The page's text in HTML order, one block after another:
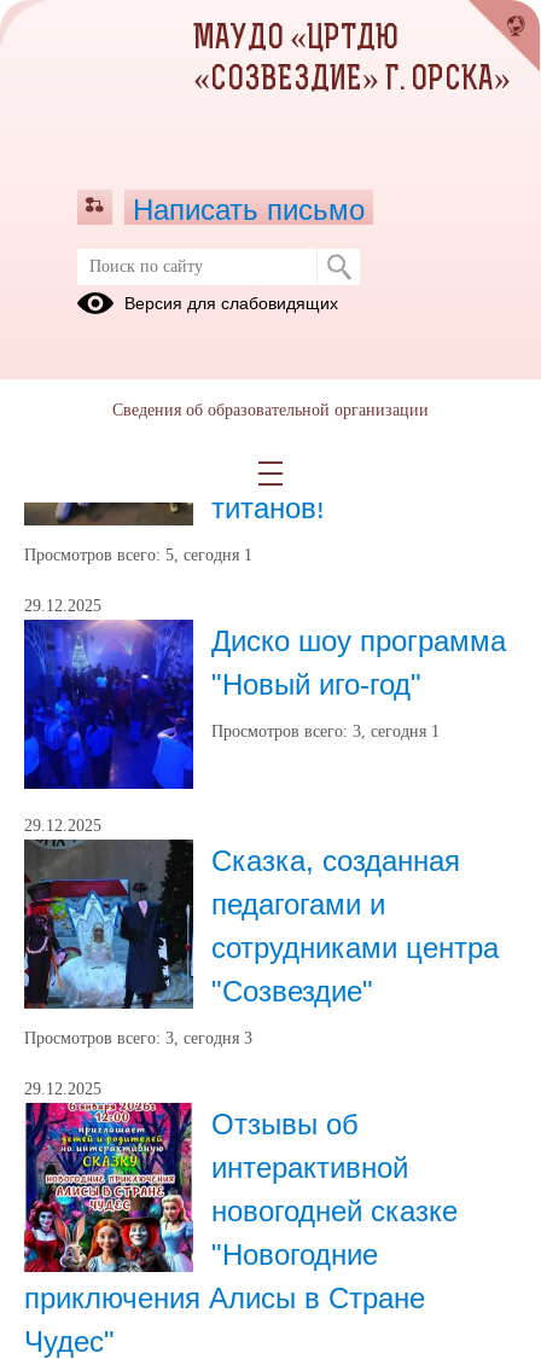
Публикации за Декабрь 2025
Это была не просто
дискотека, а
настоящая битва
титанов!
Просмотров всего: 5, сегодня 1
29.12.2025
Диско шоу программа
"Новый иго-год"
Просмотров всего: 3, сегодня 1
29.12.2025
Сказка, созданная
педагогами и
сотрудниками центра
"Созвездие"
Просмотров всего: 3, сегодня 3
29.12.2025
Отзывы об
интерактивной
новогодней сказке
"Новогодние
приключения Алисы в Стране
Чудес"
МАУДО «ЦРТДЮ
«СОЗВЕЗДИЕ» Г. ОРСКА»
Написать письмо
Версия для слабовидящих
Сведения об образовательной организации